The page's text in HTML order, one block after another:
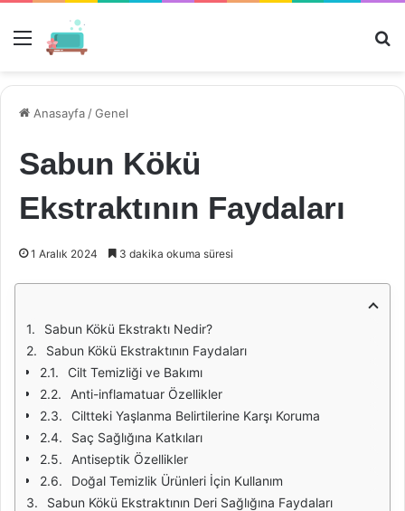
Menü
Anasayfa /Genel
Sabun Kökü
Ekstraktının Faydaları
1 Aralık 2024 3 dakika okuma süresi
Sabun Kökü Ekstraktı Nedir?
Sabun Kökü Ekstraktının Faydaları
Cilt Temizliği ve Bakımı
Anti-inflamatuar Özellikler
Ciltteki Yaşlanma Belirtilerine Karşı Koruma
Saç Sağlığına Katkıları
Antiseptik Özellikler
Doğal Temizlik Ürünleri İçin Kullanım
Sabun Kökü Ekstraktının Deri Sağlığına Faydaları